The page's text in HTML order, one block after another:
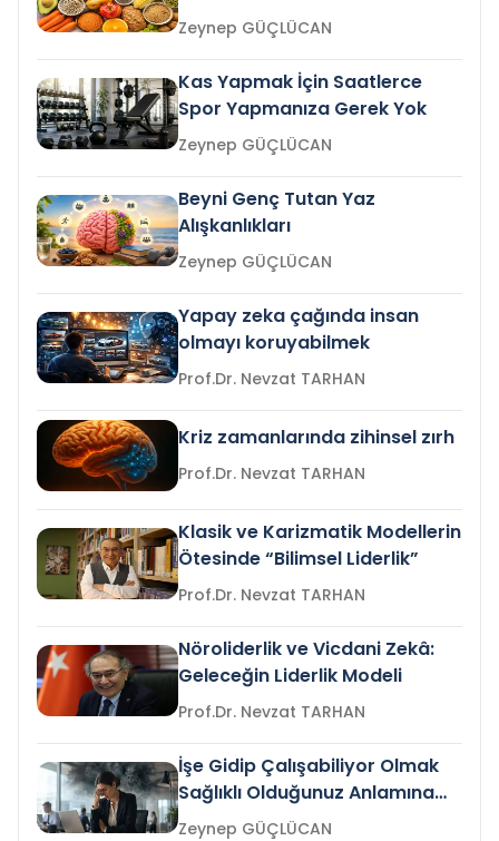
Zeynep GÜÇLÜCAN
Kas Yapmak İçin Saatlerce
Spor Yapmanıza Gerek Yok
Zeynep GÜÇLÜCAN
Beyni Genç Tutan Yaz
Alışkanlıkları
Zeynep GÜÇLÜCAN
Yapay zeka çağında insan
olmayı koruyabilmek
Prof.Dr. Nevzat TARHAN
Kriz zamanlarında zihinsel zırh
Prof.Dr. Nevzat TARHAN
Klasik ve Karizmatik Modellerin
Ötesinde “Bilimsel Liderlik”
Prof.Dr. Nevzat TARHAN
Nöroliderlik ve Vicdani Zekâ:
Geleceğin Liderlik Modeli
Prof.Dr. Nevzat TARHAN
İşe Gidip Çalışabiliyor Olmak
Sağlıklı Olduğunuz Anlamına
Gelir mi?Zeynep GÜÇLÜCAN